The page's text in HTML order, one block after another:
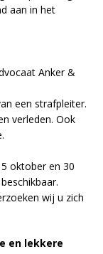
aan in het
Anker &
een strafpleiter.
verleden. Ook
oktober en 30
wij u zich
en lekkere